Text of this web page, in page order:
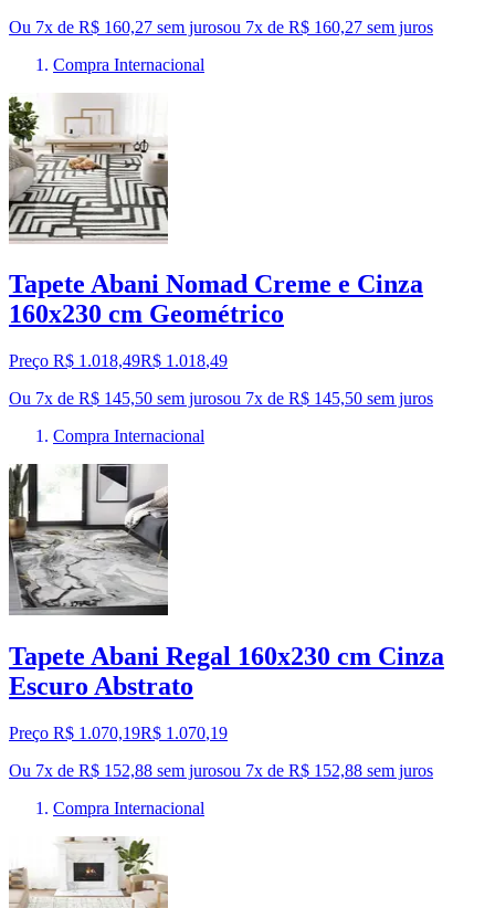
Ou 7x de R$ 160,27 sem jurosou 7x de R$ 160,27 sem juros
Compra Internacional
Tapete Abani Nomad Creme e Cinza
160x230 cm Geométrico
Preço R$ 1.018,49R$ 1.018,49
Ou 7x de R$ 145,50 sem jurosou 7x de R$ 145,50 sem juros
Compra Internacional
Tapete Abani Regal 160x230 cm Cinza
Escuro Abstrato
Preço R$ 1.070,19R$ 1.070,19
Ou 7x de R$ 152,88 sem jurosou 7x de R$ 152,88 sem juros
Compra Internacional